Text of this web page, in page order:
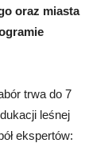
oraz miasta
trwa do 7
leśnej
ekspertów: